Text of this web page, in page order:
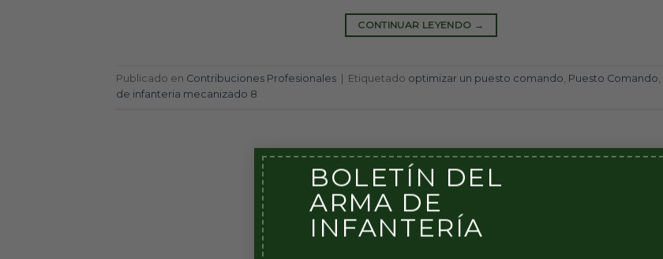
BOLETÍN DEL
ARMA DE
INFANTERÍA
CONTINUAR LEYENDO →
Publicado en Contribuciones Profesionales Etiquetado optimizar un puesto comando, Puesto Comando,
de infanteria mecanizado 8